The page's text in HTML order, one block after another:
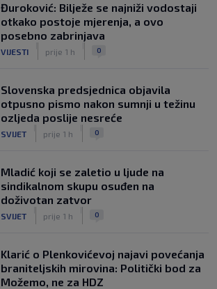
Đuroković: Bilježe se najniži vodostaji
otkako postoje mjerenja, a ovo
posebno zabrinjava
VIJESTI prije 1 h 0
Slovenska predsjednica objavila
otpusno pismo nakon sumnji u težinu
ozljeda poslije nesreće
SVIJET prije 1 h 0
Mladić koji se zaletio u ljude na
sindikalnom skupu osuđen na
doživotan zatvor
SVIJET prije 1 h 0
Klarić o Plenkovićevoj najavi povećanja
braniteljskih mirovina: Politički bod za
Možemo, ne za HDZ